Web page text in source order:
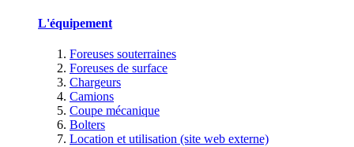
L'équipement
Foreuses souterraines
Foreuses de surface
Chargeurs
Camions
Coupe mécanique
Bolters
Location et utilisation (site web externe)